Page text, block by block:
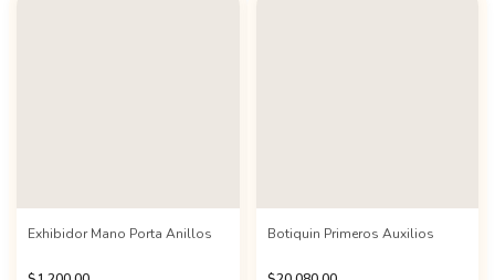
Exhibidor Mano Porta Anillos Botiquin Primeros Auxilios